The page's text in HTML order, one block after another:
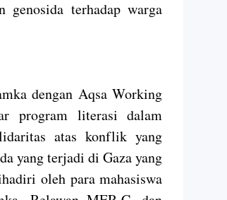
genosida terhadap warga
dengan Aqsa Working
program literasi dalam
atas konflik yang
yang terjadi di Gaza yang
oleh para mahasiswa